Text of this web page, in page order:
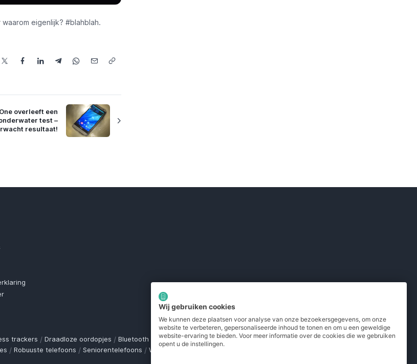
eigenlijk? #blahblah.
overleeft een
test –
resultaat!
trackers / Draadloze oordopjes / Bluetooth trackers / Opladers / Powerbanks / MiFi routers
/ Robuuste telefoons / Seniorentelefoons / Waterdichte telefoons
Wij gebruiken cookies
We kunnen deze plaatsen voor analyse van onze bezoekersgegevens, om onze
website te verbeteren, gepersonaliseerde inhoud te tonen en om u een geweldige
website-ervaring te bieden. Voor meer informatie over de cookies die we gebruiken
opent u de instellingen.